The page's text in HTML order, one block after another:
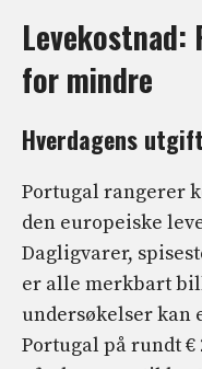
for mindre
Hverdagens
Portugal rangerer
den europeiske
Dagligvarer,
er alle merkbart
undersøkelser kan
Portugal på rundt €